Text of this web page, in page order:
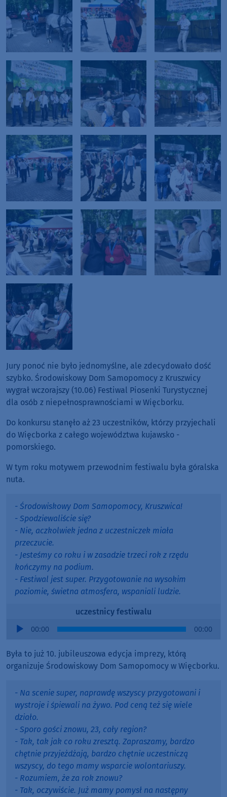
Jury ponoć nie było jednomyślne, ale zdecydowało dość
szybko. Środowiskowy Dom Samopomocy z Kruszwicy
wygrał wczorajszy (10.06) Festiwal Piosenki Turystycznej
dla osób z niepełnosprawnościami w Więcborku.
Do konkursu stanęło aż 23 uczestników, którzy przyjechali
do Więcborka z całego województwa kujawsko -
pomorskiego.
W tym roku motywem przewodnim festiwalu była góralska
nuta.
- Środowiskowy Dom Samopomocy, Kruszwica!
- Spodziewaliście się?
- Nie, aczkolwiek jedna z uczestniczek miała
przeczucie.
- Jesteśmy co roku i w zasadzie trzeci rok z rzędu
kończymy na podium.
- Festiwal jest super. Przygotowanie na wysokim
poziomie, świetna atmosfera, wspaniali ludzie.
uczestnicy festiwalu
Audio
00:00 00:00
Była to już 10. jubileuszowa edycja imprezy, którą
organizuje Środowiskowy Dom Samopomocy w Więcborku.
- Na scenie super, naprawdę wszyscy przygotowani i
wystroje i śpiewali na żywo. Pod ceną też się wiele
działo.
- Sporo gości znowu, 23, cały region?
- Tak, tak jak co roku zresztą. Zapraszamy, bardzo
chętnie przyjeżdżają, bardzo chętnie uczestniczą
wszyscy, do tego mamy wsparcie wolontariuszy.
- Rozumiem, że za rok znowu?
- Tak, oczywiście. Już mamy pomysł na następny